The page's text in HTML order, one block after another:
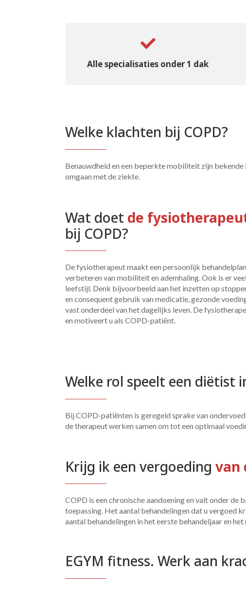
Alle specialisaties onder 1 dak
Welke klachten bij COPD?
Benauwdheid en een beperkte mobiliteit zijn
omgaan met de ziekte.
Wat doet de
bij COPD?
De fysiotherapeut maakt een persoonlijk
verbeteren van mobiliteit en ademhaling. Ook is er
leefstijl. Denk bijvoorbeeld aan het inzetten op
en consequent gebruik van medicatie, gezonde
vast onderdeel van het dagelijks leven. De
en motiveert u als COPD-patiënt.
Welke rol speelt een diëtist
Bij COPD-patiënten is geregeld sprake van
de therapeut werken samen om tot een optimaal
Krijg ik een vergoeding van
COPD is een chronische aandoening en valt onder
toepassing. Het aantal behandelingen dat u vergoed
aantal behandelingen in het eerste behandeljaar en
EGYM fitness. Werk aan